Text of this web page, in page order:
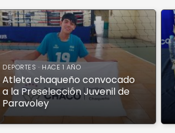
k
DEPORTES · HACE 1 AÑO
Atleta chaqueño convocado
a la Preselección Juvenil de
Paravoley